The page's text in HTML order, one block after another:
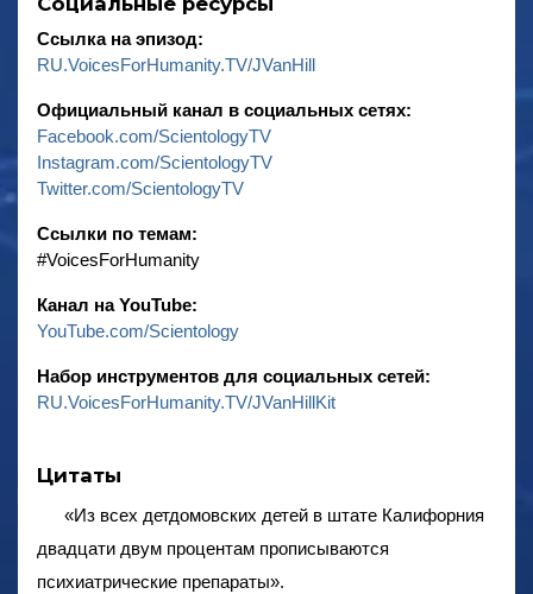
Ссылка на эпизод:
RU.VoicesForHumanity.TV/JVanHill
Официальный канал в социальных сетях:
Facebook.com/ScientologyTV
Instagram.com/ScientologyTV
Twitter.com/ScientologyTV
Ссылки по темам:
‎#VoicesForHumanity
Канал на YouTube:
YouTube.com/Scientology
Набор инструментов для социальных сетей:
RU.VoicesForHumanity.TV/JVanHillKit
Цитаты
«Из всех детдомовских детей в штате Калифорния
двадцати двум процентам прописываются
психиатрические препараты».